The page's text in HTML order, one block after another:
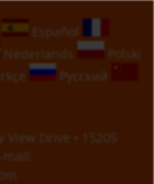
Español
Nederlands
Polski
Русский
Drive • 15205
mail: